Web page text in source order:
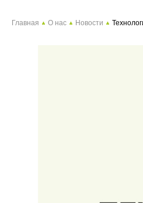
Главная О нас Новости